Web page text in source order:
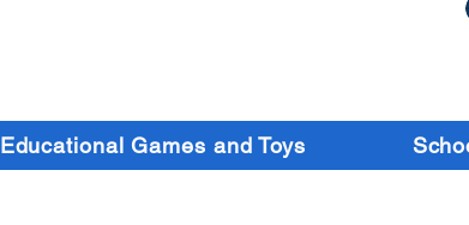
Educational Games and Toys